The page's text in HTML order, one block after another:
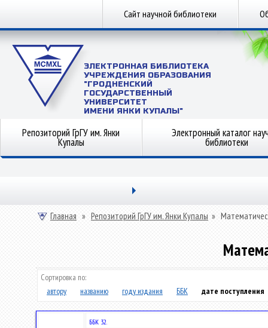
Сайт научной библиотеки
ЭЛЕКТРОННАЯ БИБЛИОТЕКА
УЧРЕЖДЕНИЯ ОБРАЗОВАНИЯ
"ГРОДНЕНСКИЙ
ГОСУДАРСТВЕННЫЙ
УНИВЕРСИТЕТ
ИМЕНИ ЯНКИ КУПАЛЫ"
Репозиторий ГрГУ им. Янки
Купалы
Электронный каталог
библиотеки
Главная » Репозиторий ГрГУ им. Янки Купалы »
Сортировка по:
автору
названию году издания ББК дате поступления
ББК 32.